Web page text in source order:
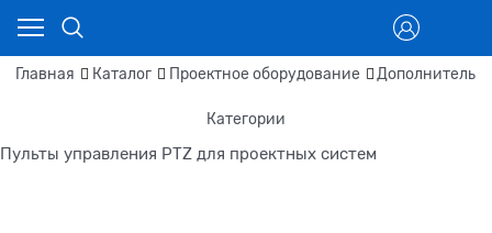
Главная Каталог Проектное оборудование
Категории
Пульты управления PTZ для проектных систем